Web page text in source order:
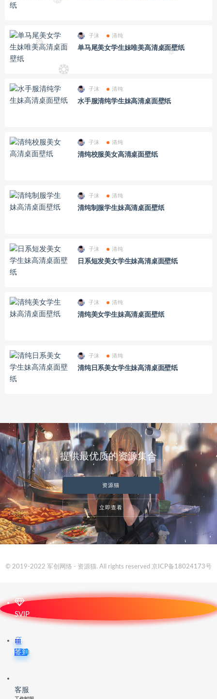
子沫 清纯
单马尾美女学生妹唯美高清桌面壁纸
子沫 清纯
水手服清纯学生妹高清桌面壁纸
子沫 清纯
清纯校服美女高清桌面壁纸
子沫 清纯
清纯制服学生妹高清桌面壁纸
子沫 清纯
日系短发美女学生妹高清桌面壁纸
子沫 清纯
清纯美女学生妹高清桌面壁纸
子沫 清纯
清纯日系美女学生妹高清桌面壁纸
提供最优质的资源集合
资源猫
立即查看
© 2019-2022 军创网络 - 资源猫. All rights reserved 京ICP备18024173号
SVIP
签到
客服